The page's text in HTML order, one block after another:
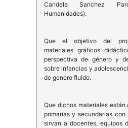
Candela Sanchez
Humanidades).
Que el objetivo del
materiales gráficos
perspectiva de género y
sobre infancias y
de genero fluido.
Que dichos materiales
primarias y secundarias
sirvan a docentes, equipos